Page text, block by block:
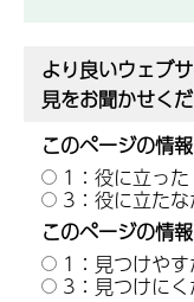
より良いウェブ
見をお聞かせく
このページの情
1：役に立った
3：役に立た
このページの情
1：見つけや
3：見つけに